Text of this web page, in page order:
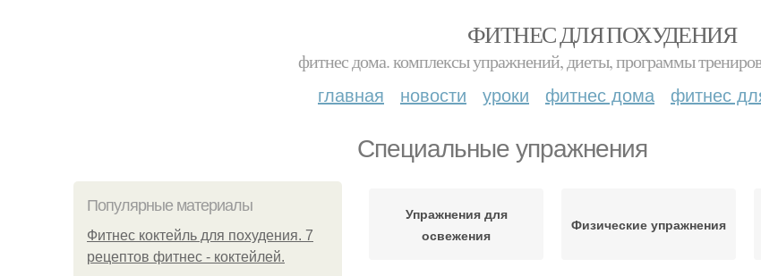
ФИТНЕС ДЛЯ ПОХУДЕНИЯ
фитнес дома. комплексы упражнений, диеты, программы
главная новости уроки фитнес дома фитнес
Специальные упражнения
Популярные материалы
Фитнес коктейль для похудения. 7
рецептов фитнес - коктейлей.
Упражнения для
освежения
Физические упражнения